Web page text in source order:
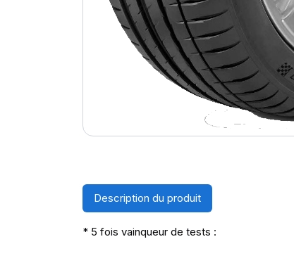
Description du produit
* 5 fois vainqueur de tests :